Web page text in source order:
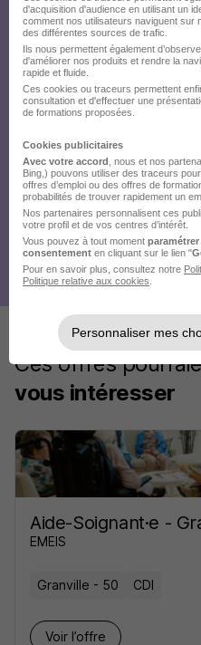
Ces offres
vous intéresser
Aide-Soignant·e -
EMEIS
Granville - 50 CDI
Voir l’offre
d'acquisition d'audience en utilisant un
comment nos utilisateurs naviguent sur
des différentes sources de trafic.
Ils nous permettent également
d'améliorer nos produits et rendre la
rapide et fluide.
Ces cookies ou traceurs permettent
consultation et d'effectuer une
de formations proposées.
Cookies publicitaires
Avec votre accord , nous et nos
Bing,) pouvons utiliser des traceurs
offres d’emploi ou des offres de
probabilités de trouver rapidement un
Nos partenaires personnalisent ces
votre profil et de vos centres d’intérêt.
Vous pouvez à tout moment
consentement en cliquant sur le lien "
Pour en savoir plus, consultez notre
Politique relative aux cookies
Personnaliser mes